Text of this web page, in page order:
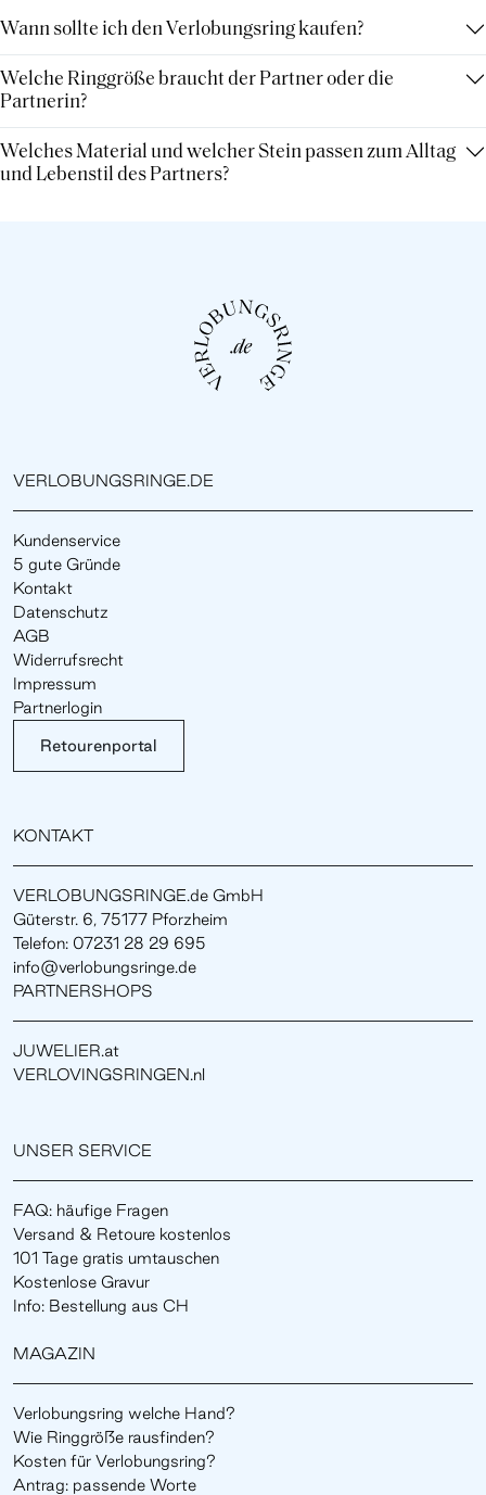
Wann sollte ich den Verlobungsring kaufen?
Welche Ringgröße braucht der Partner oder die
Partnerin?
Welches Material und welcher Stein passen zum Alltag
und Lebenstil des Partners?
VERLOBUNGSRINGE.DE
Kundenservice
5 gute Gründe
Kontakt
Datenschutz
AGB
Widerrufsrecht
Impressum
Partnerlogin
Retourenportal
KONTAKT
VERLOBUNGSRINGE.de GmbH
Güterstr. 6, 75177 Pforzheim
Telefon: 07231 28 29 695
info@verlobungsringe.de
PARTNERSHOPS
JUWELIER.at
VERLOVINGSRINGEN.nl
UNSER SERVICE
FAQ: häufige Fragen
Versand & Retoure kostenlos
101 Tage gratis umtauschen
Kostenlose Gravur
Info: Bestellung aus CH
MAGAZIN
Verlobungsring welche Hand?
Wie Ringgröße rausfinden?
Kosten für Verlobungsring?
Antrag: passende Worte